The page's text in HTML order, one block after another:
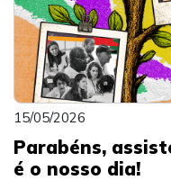
15/05/2026
Parabéns,
é o nosso dia!